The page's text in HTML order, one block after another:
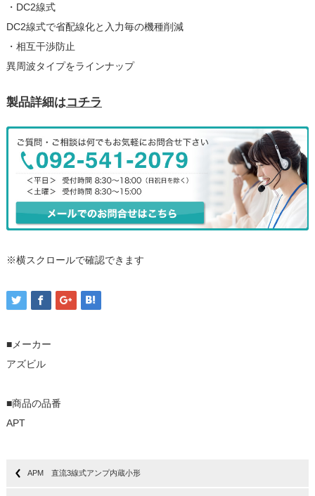
・DC2線式
DC2線式で省配線化と入力毎の機種削減
・相互干渉防止
異周波タイプをラインナップ
製品詳細はコチラ
※横スクロールで確認できます
■メーカー
アズビル
■商品の品番
APT
APM 直流3線式アンプ内蔵小形